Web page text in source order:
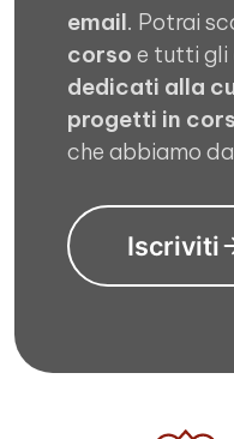
email. Potrai
corso e tutti gli
dedicati alla
progetti in
che abbiamo
Iscriviti